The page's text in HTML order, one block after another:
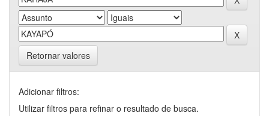
Retornar valores
Adicionar filtros:
Utilizar filtros para refinar o resultado de busca.